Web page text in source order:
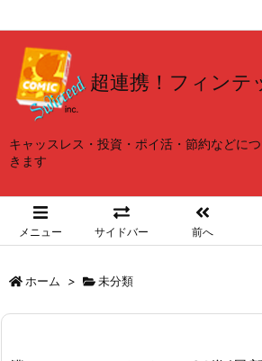
超連携！フィンテ
キャッスレス・投資・ポイ活・節約などに
きます
メニュー サイドバー 前へ
ホーム > 未分類